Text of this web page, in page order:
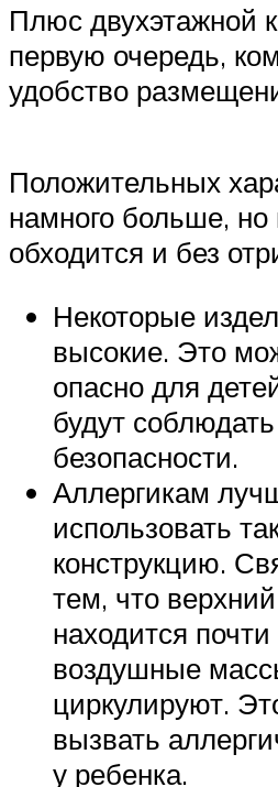
Плюс двухэтажной
первую очередь,
удобство
Положительных
намного больше, но
обходится и без
Некоторые
высокие. Это
опасно для
будут
безопасности.
Аллергикам
использовать
конструкцию.
тем, что
находится
воздушные
циркулируют.
вызвать
у ребенка.